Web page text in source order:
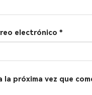
electrónico *
próxima vez que